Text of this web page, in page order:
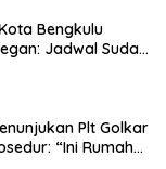
Bengkulu
Jadwal Sudah
Plt Golkar
“Ini Rumah